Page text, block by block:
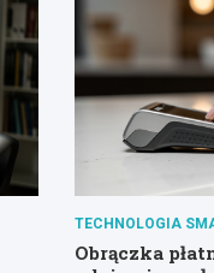
TECHNOLOGIA
Obrączka